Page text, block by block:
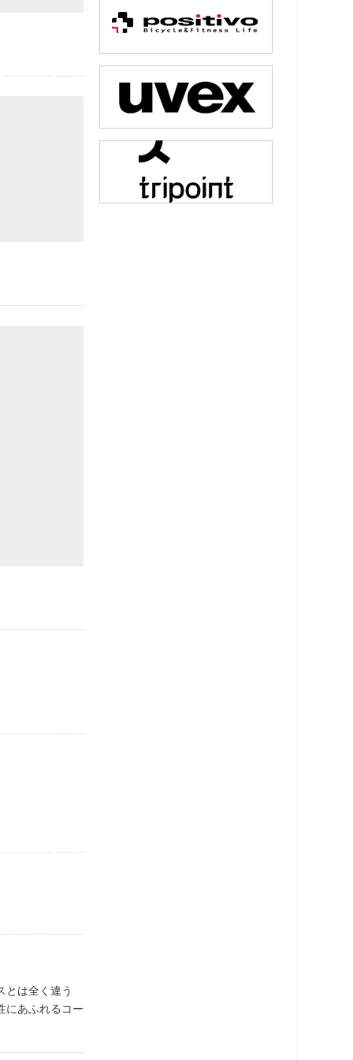
とは全く違う
にあふれるコー